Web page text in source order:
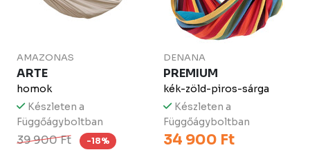
AMAZONAS
ARTE
homok
Készleten a
Függőágyboltban
39 900 Ft -18%
DENANA
PREMIUM
kék-zöld-piros-sárga
Készleten a
Függőágyboltban
34 900 Ft